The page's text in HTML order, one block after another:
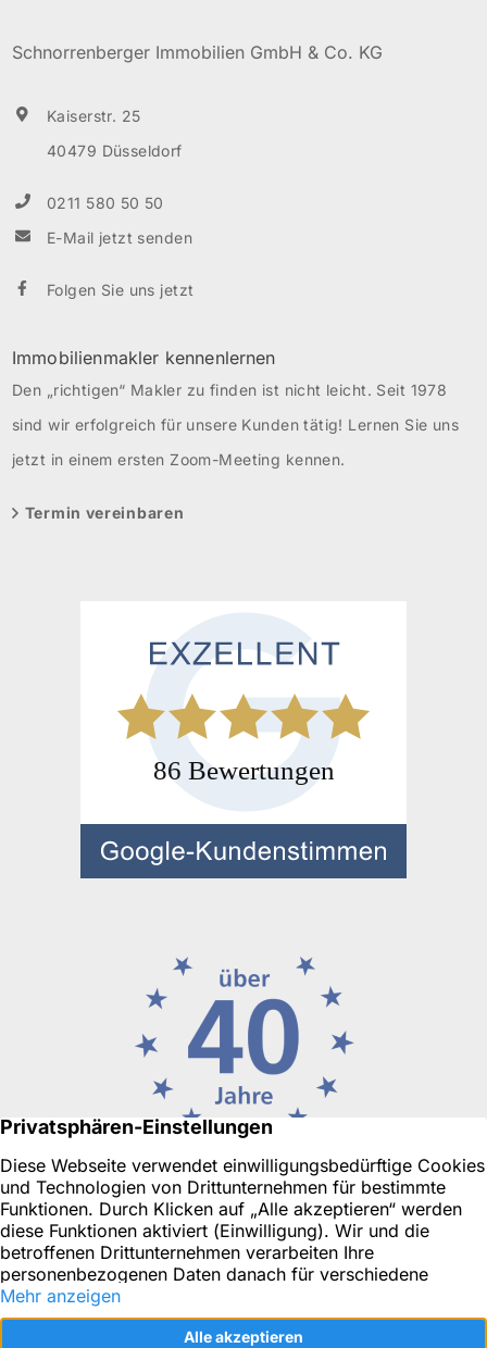
Schnorrenberger Immobilien GmbH & Co. KG
Kaiserstr. 25
40479 Düsseldorf
0211 580 50 50
E-Mail jetzt senden
Folgen Sie uns jetzt
Immobilienmakler kennenlernen
Den „richtigen“ Makler zu finden ist nicht leicht. Seit 1978
sind wir erfolgreich für unsere Kunden tätig! Lernen Sie uns
jetzt in einem ersten Zoom-Meeting kennen.
Termin vereinbaren
Ihr Immobilienmakler in Düsseldorf oder für Neuss, Ratingen
& Umgebung
Objekt-Tracking